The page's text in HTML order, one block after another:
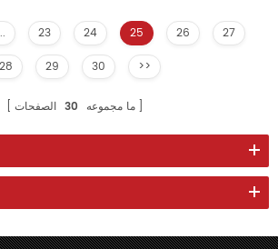
23 24 25 26
27
28
29 30 >>
ما مجموعه 30 الصفحات